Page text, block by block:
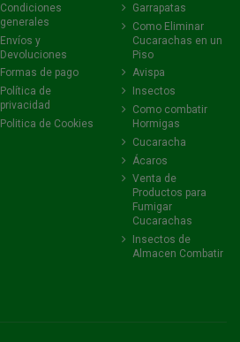
Condiciones
generales
Envíos y
Devoluciones
Formas de pago
Política de
privacidad
Politica de Cookies
Garrapatas
Como Eliminar
Cucarachas en un
Piso
Avispa
Insectos
Como combatir
Hormigas
Cucaracha
Ácaros
Venta de
Productos para
Fumigar
Cucarachas
Insectos de
Almacen Combatir